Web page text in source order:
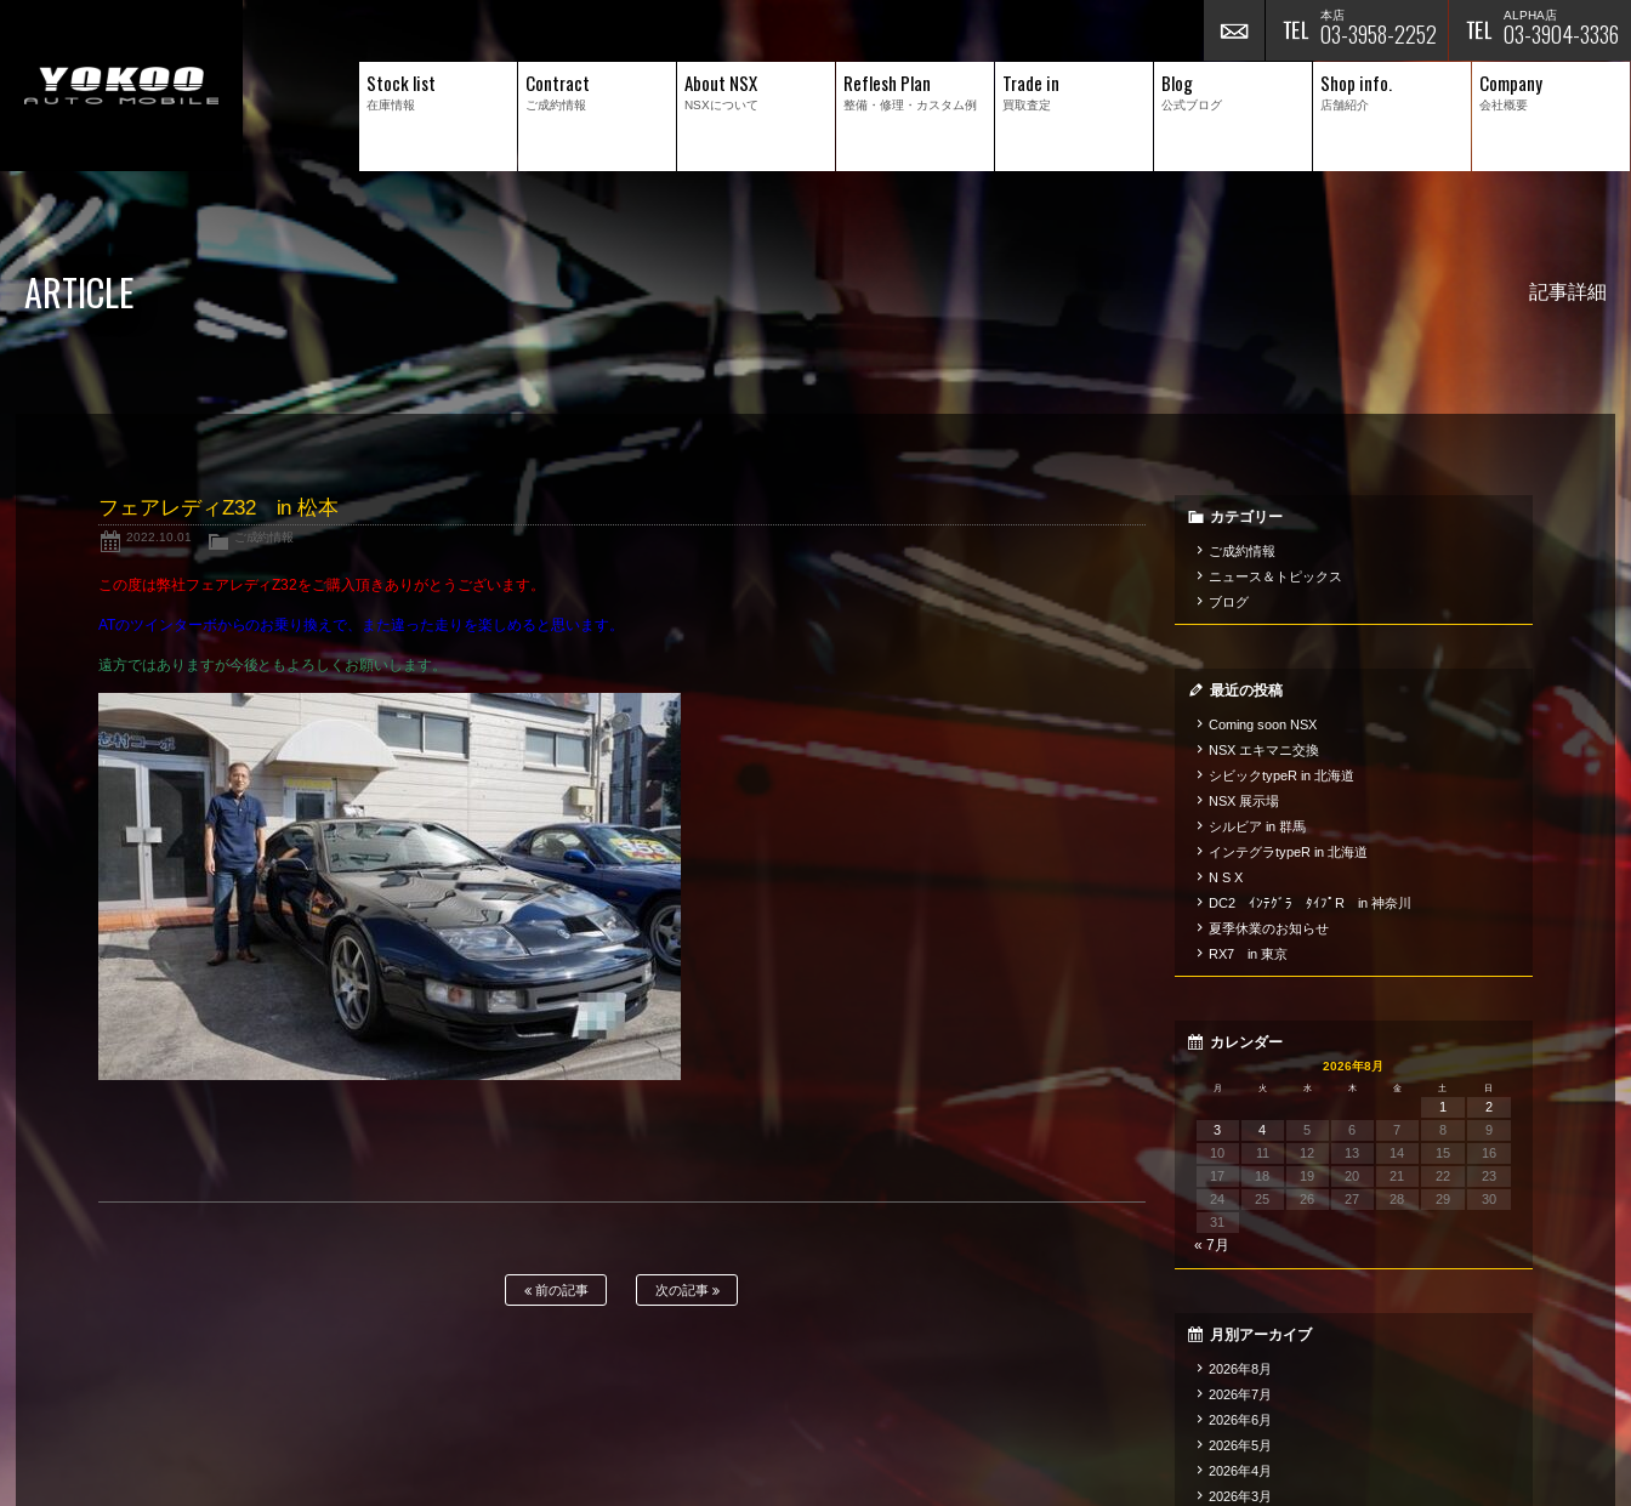
ALPHA店
03-3904-3336
本店
03-3958-2252
Stock list
在庫情報
Contract
ご成約情報
About NSX
NSXについて
Reflesh Plan
整備・修理・ カスタム例
Trade in
買取査定
Blog
公式ブログ
Shop info.
店舗紹介
Company
会社概要
ARTICLE 記事詳細
フェアレディZ32 in 松本
2022.10.01 ご成約情報
この度は弊社フェアレディZ32をご購入頂きありがとうございます。
ATのツインターボからのお乗り換えで、また違った走りを楽しめると思います。
遠方ではありますが今後ともよろしくお願いします。
前の記事 次の記事
カテゴリー
ご成約情報
ニュース＆トピックス
ブログ
最近の投稿
Coming soon NSX
NSX エキマニ交換
シビックtypeR in 北海道
NSX 展示場
シルビア in 群馬
インテグラtypeR in 北海道
N S X
DC2 ｲﾝﾃｸﾞﾗ ﾀｲﾌﾟR in 神奈川
夏季休業のお知らせ
RX7 in 東京
カレンダー
2026年8月
月 火 水 木 金 土 日
1
2
3
4 5 6 7 8
9
10
11 12 13 14 15
16
17
18 19 20 21 22
23
24
25 26 27 28 29
30
31
« 7月
月別アーカイブ
2026年8月
2026年7月
2026年6月
2026年5月
2026年4月
2026年3月